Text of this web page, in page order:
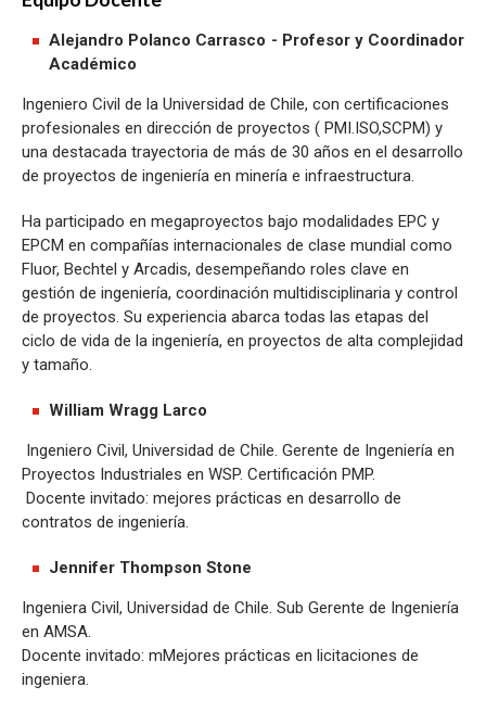
Alejandro Polanco Carrasco - Profesor y Coordinador
Académico
Ingeniero Civil de la Universidad de Chile, con certificaciones
profesionales en dirección de proyectos ( PMI.ISO,SCPM) y
una destacada trayectoria de más de 30 años en el desarrollo
de proyectos de ingeniería en minería e infraestructura.
Ha participado en megaproyectos bajo modalidades EPC y
EPCM en compañías internacionales de clase mundial como
Fluor, Bechtel y Arcadis, desempeñando roles clave en
gestión de ingeniería, coordinación multidisciplinaria y control
de proyectos. Su experiencia abarca todas las etapas del
ciclo de vida de la ingeniería, en proyectos de alta complejidad
y tamaño.
William Wragg Larco
Ingeniero Civil, Universidad de Chile. Gerente de Ingeniería en
Proyectos Industriales en WSP. Certificación PMP.
Docente invitado: mejores prácticas en desarrollo de
contratos de ingeniería.
Jennifer Thompson Stone
Ingeniera Civil, Universidad de Chile. Sub Gerente de Ingeniería
en AMSA.
Docente invitado: mMejores prácticas en licitaciones de
ingeniera.